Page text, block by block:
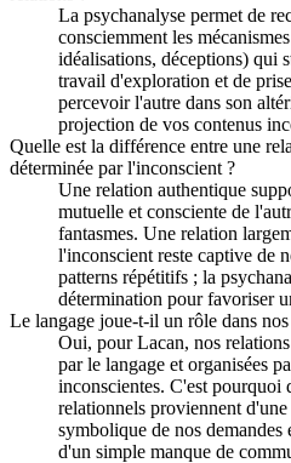
La psychanalyse permet de
consciemment les
idéalisations, déceptions) qui
travail d'exploration et de
percevoir l'autre dans son
projection de vos contenus
Quelle est la différence entre une
déterminée par l'inconscient ?
Une relation authentique
mutuelle et consciente de
fantasmes. Une relation
l'inconscient reste captive de
patterns répétitifs ; la
détermination pour favoriser
Le langage joue-t-il un rôle dans
Oui, pour Lacan, nos
par le langage et organisées
inconscientes. C'est pourquoi
relationnels proviennent
symbolique de nos demandes
d'un simple manque de